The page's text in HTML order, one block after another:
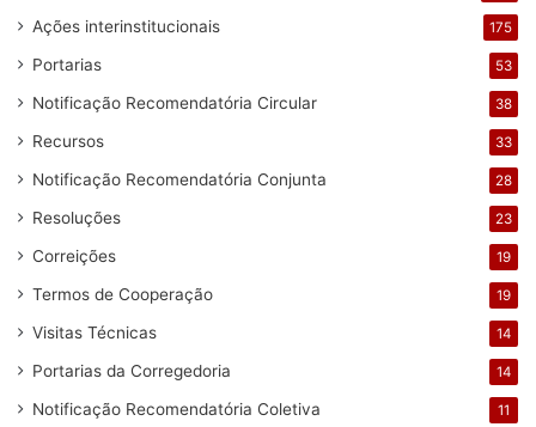
Ações interinstitucionais 175
Portarias 53
Notificação Recomendatória Circular 38
Recursos 33
Notificação Recomendatória Conjunta 28
Resoluções 23
Correições 19
Termos de Cooperação 19
Visitas Técnicas 14
Portarias da Corregedoria 14
Notificação Recomendatória Coletiva 11